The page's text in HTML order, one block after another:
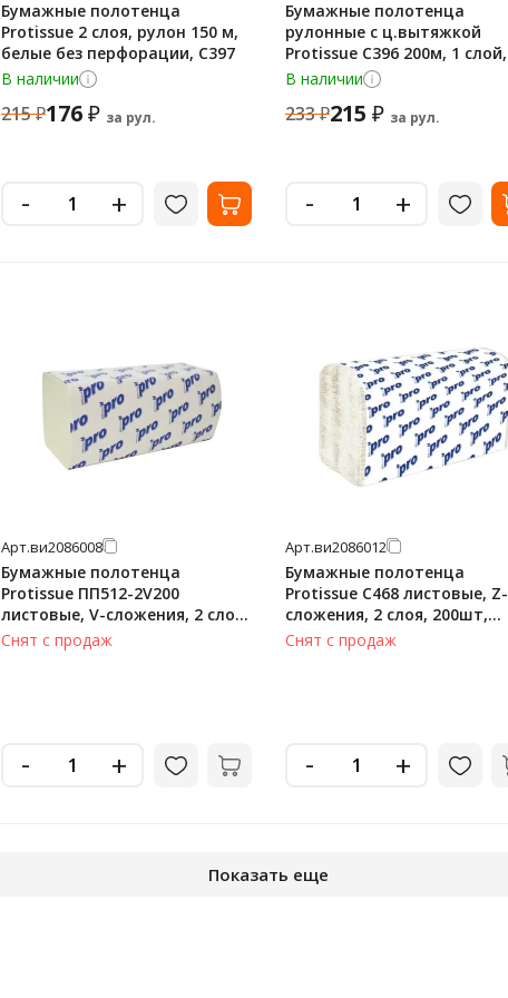
Бумажные полотенца
Protissue 2 слоя, рулон 150 м,
белые без перфорации, С397
В наличии
215₽176₽ за рул.
- +
Бумажные полотенца
рулонные с ц.вытяжкой
Protissue С396 200м, 1 слой,
белые
В наличии
233₽215 ₽ за рул.
- +
Арт.ви2086008
Бумажные полотенца
Protissue ПП512-2V200
листовые, V-сложения, 2 слоя,
белые, 200шт
Снят с продаж
- +
Арт.ви2086012
Бумажные полотенца
Protissue С468 листовые, Z-
сложения, 2 слоя, 200шт,
белые
Снят с продаж
- +
Показать еще